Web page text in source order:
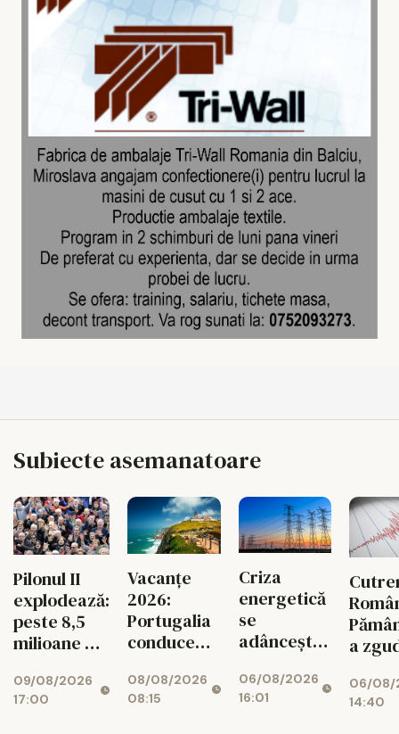
Subiecte asemanatoare
Pilonul II
explodează:
peste 8,5
milioane de
bani puși
deoparte
09/08/2026
17:00
Vacanțe
2026:
Portugalia
conduce
08/08/2026
08:15
Criza
energetică
se
adâncește.
mari pot
rămâne
06/08/2026
16:01
a
zona
06/08/
14:40